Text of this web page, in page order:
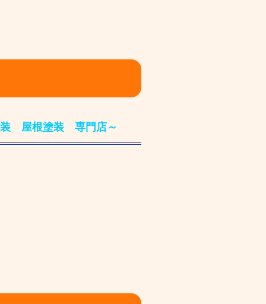
装 屋根塗装 専門店～